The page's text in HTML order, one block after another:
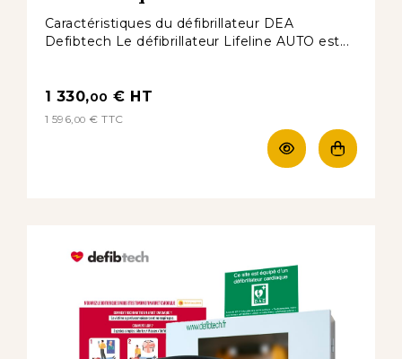
Caractéristiques du défibrillateur DEA
Defibtech Le défibrillateur Lifeline AUTO est...
1 330,00 € HT
1 596, 00 € TTC